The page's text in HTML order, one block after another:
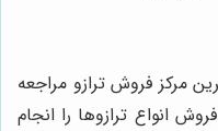
مرکز فروش ترازو مراجعه
انواع ترازوها را انجام